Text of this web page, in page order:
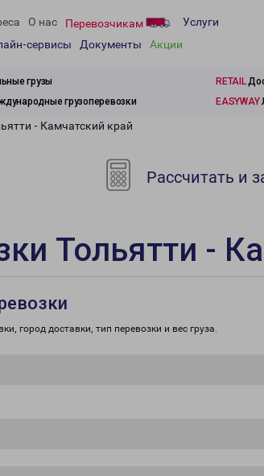
О нас Перевозчикам
Услуги
сервисы
Документы Акции
грузы RETAIL
грузоперевозки EASYWAY
- Камчатский край
Рассчитать и
Тольятти -
город доставки, тип перевозки и вес груза.